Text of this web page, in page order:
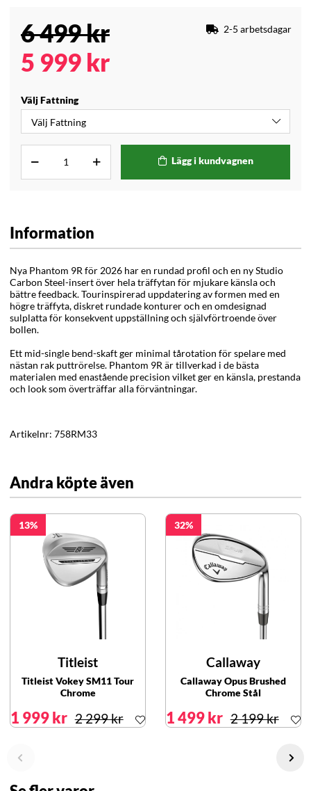
6 499kr
5 999 kr
2-5 arbetsdagar
Välj Fattning
Lägg i kundvagnen
Information
Nya Phantom 9R för 2026 har en rundad profil och en ny Studio
Carbon Steel-insert över hela träffytan för mjukare känsla och
bättre feedback. Tourinspirerad uppdatering av formen med en
högre träffyta, diskret rundade konturer och en omdesignad
sulplatta för konsekvent uppställning och självförtroende över
bollen.
Ett mid-single bend-skaft ger minimal tårotation för spelare med
nästan rak puttrörelse. Phantom 9R är tillverkad i de bästa
materialen med enastående precision vilket ger en känsla, prestanda
och look som överträffar alla förväntningar.
Artikelnr: 758RM33
Andra köpte även
13
Titleist
Titleist Vokey SM11 Tour
Chrome
1 999 kr 2 299 kr
32
Callaway
Callaway Opus Brushed
Chrome Stål
1 499 kr 2 199 kr